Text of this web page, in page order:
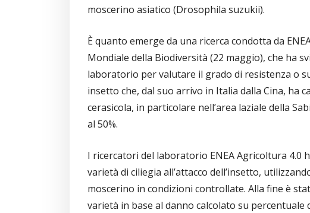
moscerino asiatico (Drosophila suzukii).
È quanto emerge da una ricerca condotta da
Mondiale della Biodiversità (22 maggio), che ha
laboratorio per valutare il grado di resistenza o
insetto che, dal suo arrivo in Italia dalla Cina, ha
cerasicola, in particolare nell’area laziale della
al 50%.
I ricercatori del laboratorio ENEA Agricoltura 4.0
varietà di ciliegia all’attacco dell’insetto,
moscerino in condizioni controllate. Alla fine è
varietà in base al danno calcolato su